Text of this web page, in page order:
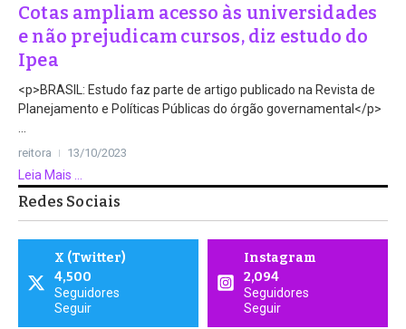
Cotas ampliam acesso às universidades
e não prejudicam cursos, diz estudo do
Ipea
<p>BRASIL: Estudo faz parte de artigo publicado na Revista de
Planejamento e Políticas Públicas do órgão governamental</p>
reitora 13/10/2023
Leia Mais ...
Redes Sociais
X (Twitter)
4,500
Seguidores
Seguir
Instagram
2,094
Seguidores
Seguir